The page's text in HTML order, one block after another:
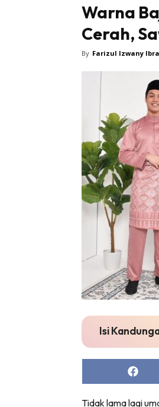
Warna
Cerah,
By Farizul Izwany
Isi
Share
on
Tidak lama lagi